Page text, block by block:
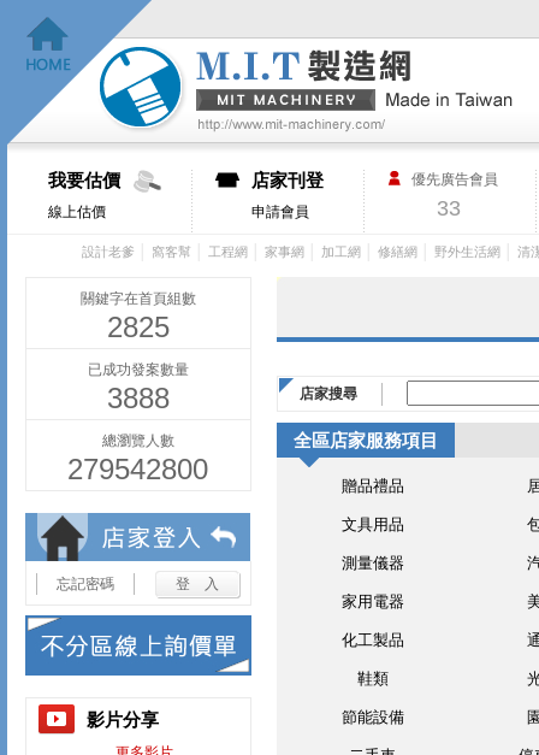
我要估價
線上估價
店家刊登
申請會員
優先廣告會員
33
設計老爹 窩客幫 工程網 家事網 加工網 修繕網 野外生活網 清
關鍵字在首頁組數
2825
已成功發案數量
3888
總瀏覽人數
279542800
忘記密碼
影片分享
店家搜尋
全區店家服務項目
贈品禮品
文具用品
測量儀器
家用電器
化工製品
鞋類
節能設備